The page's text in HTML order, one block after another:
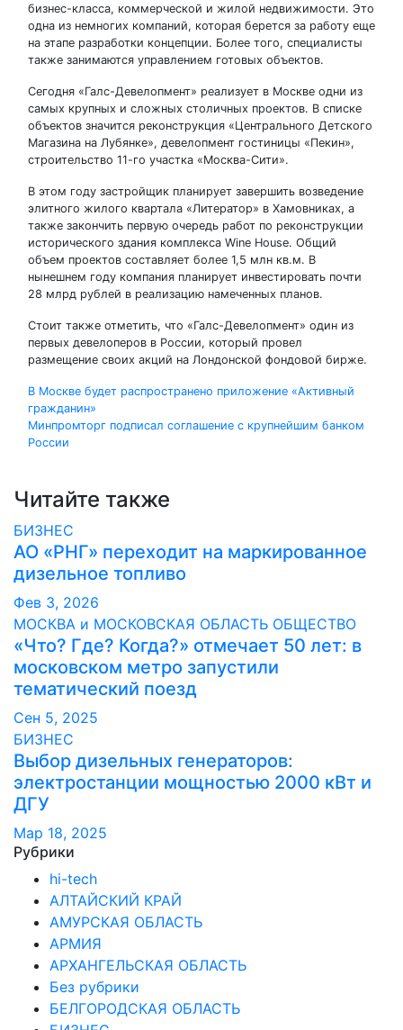
бизнес-класса, коммерческой и жилой недвижимости. Это
одна из немногих компаний, которая берется за работу еще
на этапе разработки концепции. Более того, специалисты
также занимаются управлением готовых объектов.
Сегодня «Галс-Девелопмент» реализует в Москве одни из
самых крупных и сложных столичных проектов. В списке
объектов значится реконструкция «Центрального Детского
Магазина на Лубянке», девелопмент гостиницы «Пекин»,
строительство 11-го участка «Москва-Сити».
В этом году застройщик планирует завершить возведение
элитного жилого квартала «Литератор» в Хамовниках, а
также закончить первую очередь работ по реконструкции
исторического здания комплекса Wine House. Общий
объем проектов составляет более 1,5 млн кв.м. В
нынешнем году компания планирует инвестировать почти
28 млрд рублей в реализацию намеченных планов.
Стоит также отметить, что «Галс-Девелопмент» один из
первых девелоперов в России, который провел
размещение своих акций на Лондонской фондовой бирже.
Навигация
по
В Москве будет распространено приложение «Активный
гражданин»
Минпромторг подписал соглашение с крупнейшим банком
России
Читайте также
БИЗНЕС
АО «РНГ» переходит на маркированное
дизельное топливо
Фев 3, 2026
МОСКВА и МОСКОВСКАЯ ОБЛАСТЬ ОБЩЕСТВО
«Что? Где? Когда?» отмечает 50 лет: в
московском метро запустили
тематический поезд
Сен 5, 2025
БИЗНЕС
Выбор дизельных генераторов:
электростанции мощностью 2000 кВт и
ДГУ
Мар 18, 2025
Рубрики
hi-tech
АЛТАЙСКИЙ КРАЙ
АМУРСКАЯ ОБЛАСТЬ
АРМИЯ
АРХАНГЕЛЬСКАЯ ОБЛАСТЬ
Без рубрики
БЕЛГОРОДСКАЯ ОБЛАСТЬ